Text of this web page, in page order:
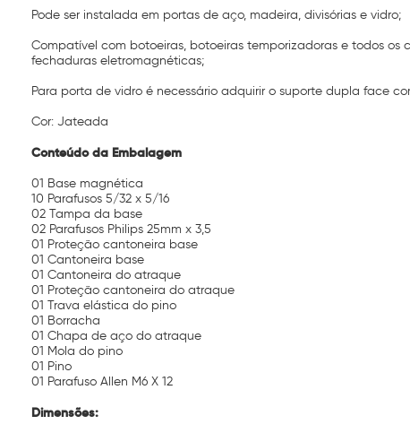
Pode ser instalada em portas de aço, madeira, divisórias e vidro;
Compatível com botoeiras, botoeiras temporizadoras e todos os
fechaduras eletromagnéticas;
Para porta de vidro é necessário adquirir o suporte dupla face
Cor: Jateada
Conteúdo da Embalagem
01 Base magnética
10 Parafusos 5/32 x 5/16
02 Tampa da base
02 Parafusos Philips 25mm x 3,5
01 Proteção cantoneira base
01 Cantoneira base
01 Cantoneira do atraque
01 Proteção cantoneira do atraque
01 Trava elástica do pino
01 Borracha
01 Chapa de aço do atraque
01 Mola do pino
01 Pino
01 Parafuso Allen M6 X 12
Dimensões: